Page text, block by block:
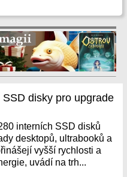
disky pro upgrade
interních SSD disků
desktopů, ultrabooků a
vyšší rychlosti a
uvádí na trh...